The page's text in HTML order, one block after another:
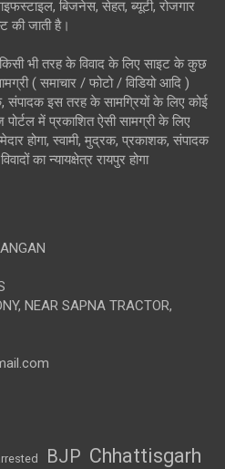
बिजनेस, सेहत, ब्यूटी, रोजगार
की जाती है।
भी तरह के विवाद के लिए साइट के कुछ
( समाचार / फोटो / विडियो आदि )
संपादक इस तरह के सामग्रियों के लिए कोई
पोर्टल में प्रकाशित ऐसी सामग्री के लिए
होगा, स्वामी, मुद्रक, प्रकाशक, संपादक
का न्यायक्षेत्र रायपुर होगा
NEAR SAPNA TRACTOR,
BJP Chhattisgarh